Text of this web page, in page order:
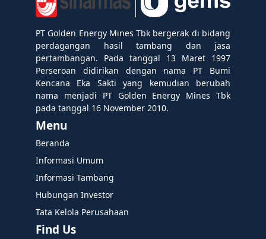
PT Golden Energy Mines Tbk bergerak di bidang
perdagangan hasil tambang dan jasa
pertambangan. Pada tanggal 13 Maret 1997
Perseroan didirikan dengan nama PT Bumi
Kencana Eka Sakti yang kemudian berubah
nama menjadi PT Golden Energy Mines Tbk
pada tanggal 16 November 2010.
Menu
Beranda
Informasi Umum
Informasi Tambang
Hubungan Investor
Tata Kelola Perusahaan
Find Us